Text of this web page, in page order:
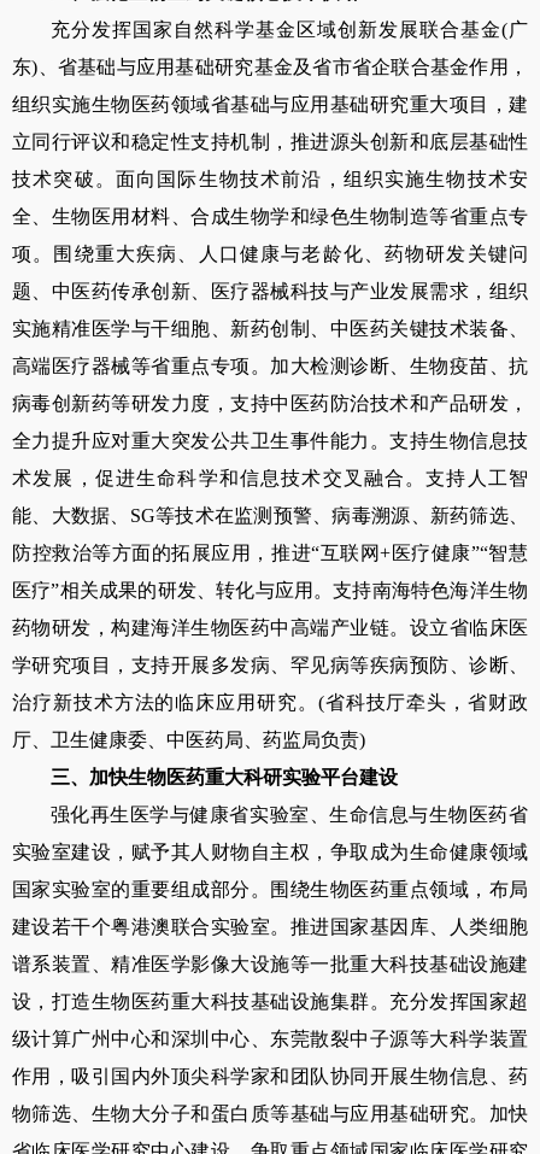
充分发挥国家自然科学基金区域创新发展联合基金(广
东) 、省基础与应用基础研究基金及省市省企联合基金作用，
组织实施生物医药领域省基础与应用基础研究重大项目，建
立同行评议和稳定性支持机制，推进源头创新和底层基础性
技术突破。面向国际生物技术前沿，组织实施生物技术安
全、生物医用材料、合成生物学和绿色生物制造等省重点专
项。围绕重大疾病、人口健康与老龄化、药物研发关键问
题、中医药传承创新、医疗器械科技与产业发展需求，组织
实施精准医学与干细胞、新药创制、中医药关键技术装备、
高端医疗器械等省重点专项。加大检测诊断、生物疫苗、抗
病毒创新药等研发力度，支持中医药防治技术和产品研发，
全力提升应对重大突发公共卫生事件能力。支持生物信息技
术发展，促进生命科学和信息技术交叉融合。支持人工智
能、大数据、 SG等技术在监测预警、病毒溯源、新药筛选、
防控救治等方面的拓展应用，推进“互联网+医疗健康”“智慧
医疗”相关成果的研发、转化与应用。支持南海特色海洋生物
药物研发，构建海洋生物医药中高端产业链。设立省临床医
学研究项目，支持开展多发病、罕见病等疾病预防、诊断、
治疗新技术方法的临床应用研究。 (省科技厅牵头，省财政
厅、卫生健康委、中医药局、药监局负责)
三、加快生物医药重大科研实验平台建设
强化再生医学与健康省实验室、生命信息与生物医药省
实验室建设，赋予其人财物自主权，争取成为生命健康领域
国家实验室的重要组成部分。围绕生物医药重点领域，布局
建设若干个粤港澳联合实验室。推进国家基因库、人类细胞
谱系装置、精准医学影像大设施等一批重大科技基础设施建
设，打造生物医药重大科技基础设施集群。充分发挥国家超
级计算广州中心和深圳中心、东莞散裂中子源等大科学装置
作用，吸引国内外顶尖科学家和团队协同开展生物信息、药
物筛选、生物大分子和蛋白质等基础与应用基础研究。加快